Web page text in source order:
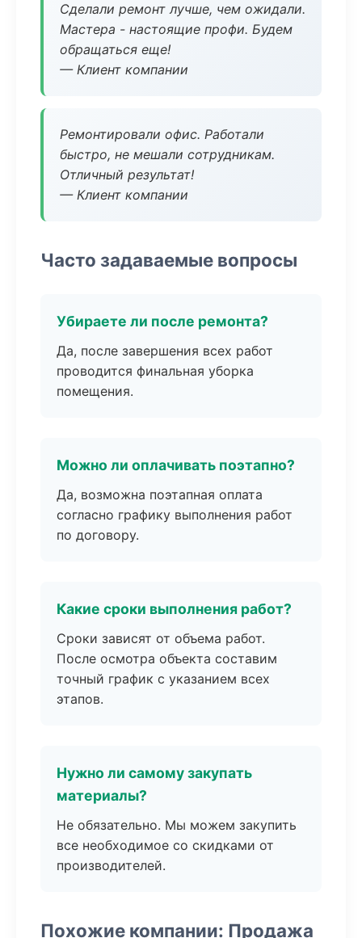
Сделали ремонт лучше, чем ожидали.
Мастера - настоящие профи. Будем
обращаться еще!
— Клиент компании
Ремонтировали офис. Работали
быстро, не мешали сотрудникам.
Отличный результат!
— Клиент компании
Часто задаваемые вопросы
Убираете ли после ремонта?
Да, после завершения всех работ
проводится финальная уборка
помещения.
Можно ли оплачивать поэтапно?
Да, возможна поэтапная оплата
согласно графику выполнения работ
по договору.
Какие сроки выполнения работ?
Сроки зависят от объема работ.
После осмотра объекта составим
точный график с указанием всех
этапов.
Нужно ли самому закупать
материалы?
Не обязательно. Мы можем закупить
все необходимое со скидками от
производителей.
Похожие компании: Продажа